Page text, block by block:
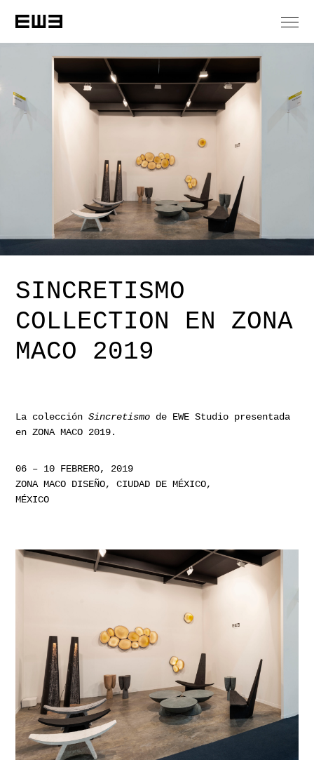
SINCRETISMO
COLLECTION EN ZONA
MACO 2019
La colecciónSincretismo de EWE Studio presentada
en ZONA MACO 2019.
06 – 10 FEBRERO, 2019
ZONA MACO DISEÑO, CIUDAD DE MÉXICO,
MÉXICO